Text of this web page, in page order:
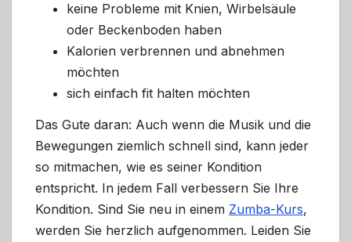
keine Probleme mit Knien, Wirbelsäule
oder Beckenboden haben
Kalorien verbrennen und abnehmen
möchten
sich einfach fit halten möchten
Das Gute daran: Auch wenn die Musik und die
Bewegungen ziemlich schnell sind, kann jeder
so mitmachen, wie es seiner Kondition
entspricht. In jedem Fall verbessern Sie Ihre
Kondition. Sind Sie neu in einem Zumba-Kurs,
werden Sie herzlich aufgenommen. Leiden Sie